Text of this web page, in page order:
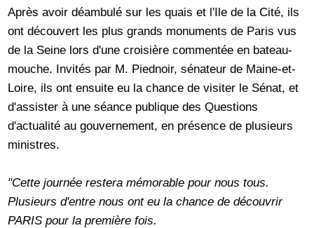
Après avoir déambulé sur les quais et l'Ile de la Cité, ils
ont découvert les plus grands monuments de Paris vus
de la Seine lors d'une croisière commentée en bateau-
mouche. Invités par M. Piednoir, sénateur de Maine-et-
Loire, ils ont ensuite eu la chance de visiter le Sénat, et
d'assister à une séance publique des Questions
d'actualité au gouvernement, en présence de plusieurs
ministres.
"Cette journée restera mémorable pour nous tous.
Plusieurs d'entre nous ont eu la chance de découvrir
PARIS pour la première fois.